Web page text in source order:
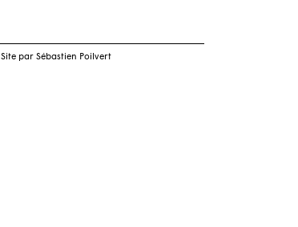
Site par Sébastien Poilvert